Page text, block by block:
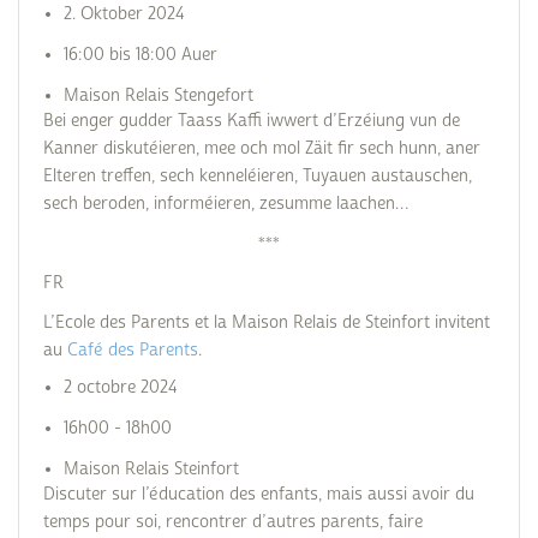
2. Oktober 2024
16:00 bis 18:00 Auer
Maison Relais Stengefort
Bei enger gudder Taass Kaffi iwwert d’Erzéiung vun de
Kanner diskutéieren, mee och mol Zäit fir sech hunn, aner
Elteren treffen, sech kenneléieren, Tuyauen austauschen,
sech beroden, informéieren, zesumme laachen…
***
FR
L’Ecole des Parents et la Maison Relais de Steinfort invitent
au Café des Parents.
2 octobre 2024
16h00 - 18h00
Maison Relais Steinfort
Discuter sur l’éducation des enfants, mais aussi avoir du
temps pour soi, rencontrer d’autres parents, faire